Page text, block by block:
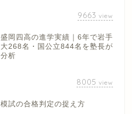
9663 view
盛岡四高の進学実績｜6年で岩手
大268名・国公立844名を塾長が
分析
8005 view
模試の合格判定の捉え方